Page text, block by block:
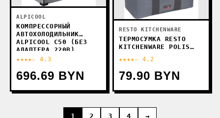
ALPICOOL
КОМПРЕССОРНЫЙ
АВТОХОЛОДИЛЬНИК
ALPICOOL C50 (БЕЗ
АДАПТЕРА 220В)
★★★★☆ 4.3
696.69 BYN
RESTO KITCHENWARE
ТЕРМОСУМКА RESTO
KITCHENWARE POLIS
★★★★☆ 4.2
79.90 BYN
1 2 3 4 →